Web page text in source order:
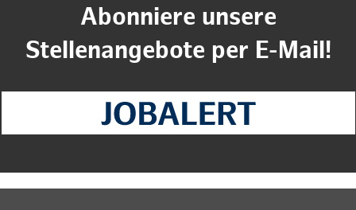
Abonniere unsere
Stellenangebote per E-Mail!